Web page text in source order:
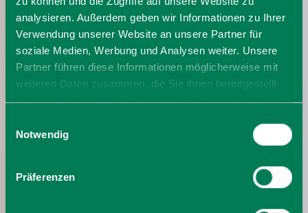
analysieren. Außerdem geben wir Informationen zu Ihrer
Verwendung unserer Website an unsere Partner für
soziale Medien, Werbung und Analysen weiter. Unsere
Partner führen diese Informationen möglicherweise mit
weiteren Daten zusammen, die Sie ihnen bereitgestellt
haben oder die sie im Rahmen Ihrer Nutzung der Dienste
Cookies, wenn Sie unsere Webseite weiterhin nutzen.
Notwendig
Präferenzen